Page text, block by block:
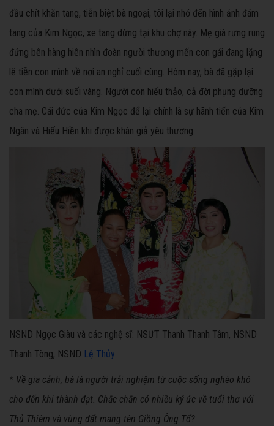
đầu chít khăn tang, tiễn biệt bà ngoại, tôi lại nhớ đến hình ảnh đám
tang của Kim Ngọc, xe tang dừng tại khu chợ này. Mẹ già rưng rung
đứng bên hàng hiên nhìn đoàn người thương mến con gái đang lặng
lẽ tiễn con mình về nơi an nghỉ cuối cùng. Hôm nay, bà đã gặp lại
con mình dưới suối vàng. Người con hiếu thảo, cả đời phụng dưỡng
cha mẹ. Cái đức của Kim Ngọc để lại chính là sự hãnh tiến của Kim
Ngân và Hiếu Hiền khi được khán giả yêu thương.
NSND Ngọc Giàu và các nghệ sĩ: NSƯT Thanh Thanh Tâm, NSND
Thanh Tòng, NSND Lệ Thủy
* Về gia cảnh, bà là người trải nghiệm từ cuộc sống nghèo khó
cho đến khi thành đạt. Chắc chắn có nhiều ký ức về tuổi thơ với
Thủ Thiêm và vùng đất mang tên Giồng Ông Tố?